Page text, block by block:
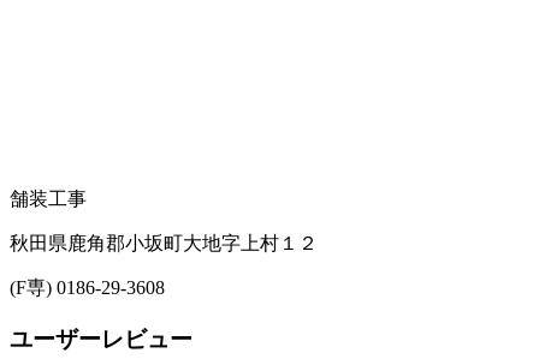
舗装工事
秋田県鹿角郡小坂町大地字上村１２
(F専) 0186-29-3608
ユーザーレビュー